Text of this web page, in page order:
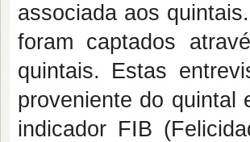
associada aos
foram captados
quintais. Estas
proveniente do quintal
indicador FIB